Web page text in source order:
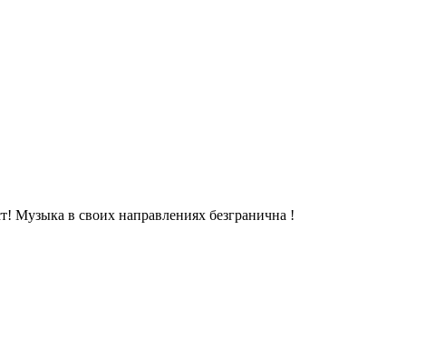
Музыка в своих направлениях безгранична !